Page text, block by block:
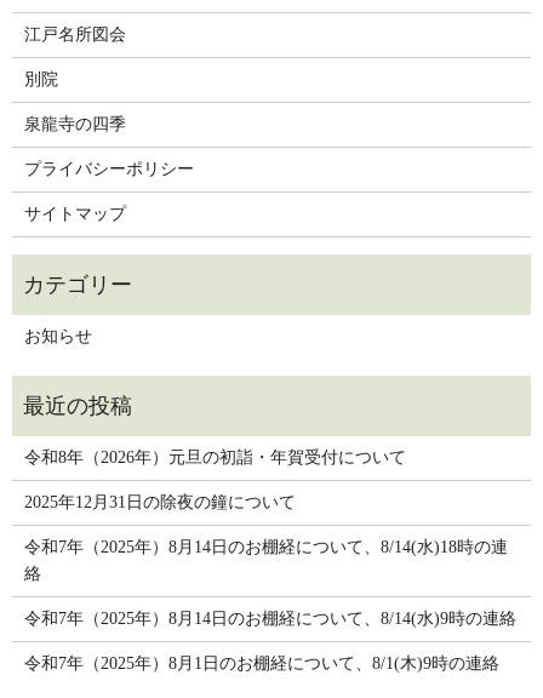
江戸名所図会
別院
泉龍寺の四季
プライバシーポリシー
サイトマップ
お知らせ
令和8年（2026年）元旦の初詣・年賀受付について
2025年12月31日の除夜の鐘について
令和7年（2025年）8月14日のお棚経について、8/14(水)18時の連
絡
令和7年（2025年）8月14日のお棚経について、8/14(水)9時の連絡
令和7年（2025年）8月1日のお棚経について、8/1(木)9時の連絡